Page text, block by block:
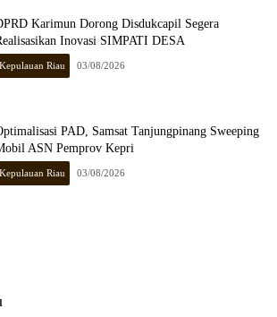
Karimun Dorong Disdukcapil Segera
Inovasi SIMPATI DESA
Kepulauan Riau 03/08/2026
PAD, Samsat Tanjungpinang Sweeping
ASN Pemprov Kepri
Kepulauan Riau 03/08/2026